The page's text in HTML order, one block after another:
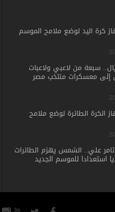
كرة اليد لوضع ملامح الموسم
سبعة من لاعبي ولاعبات
إلى معسكرات منتخب مصر
الكرة الطائرة لوضع ملامح
علي.. الشمس يهزم الطائرات
استعدادا للموسم الجديد